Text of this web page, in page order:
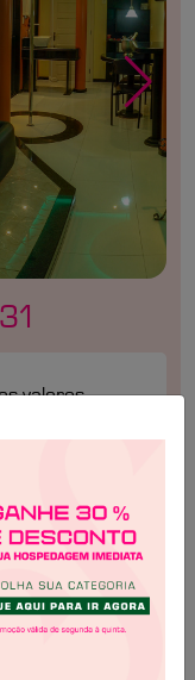
valores
Valor
R$ 87,00
R$ 15,00